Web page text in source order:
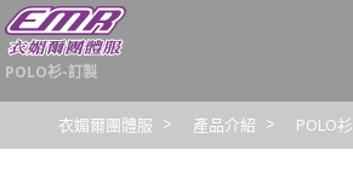
POLO衫-訂製
衣媚爾團體服 產品介紹 POLO衫